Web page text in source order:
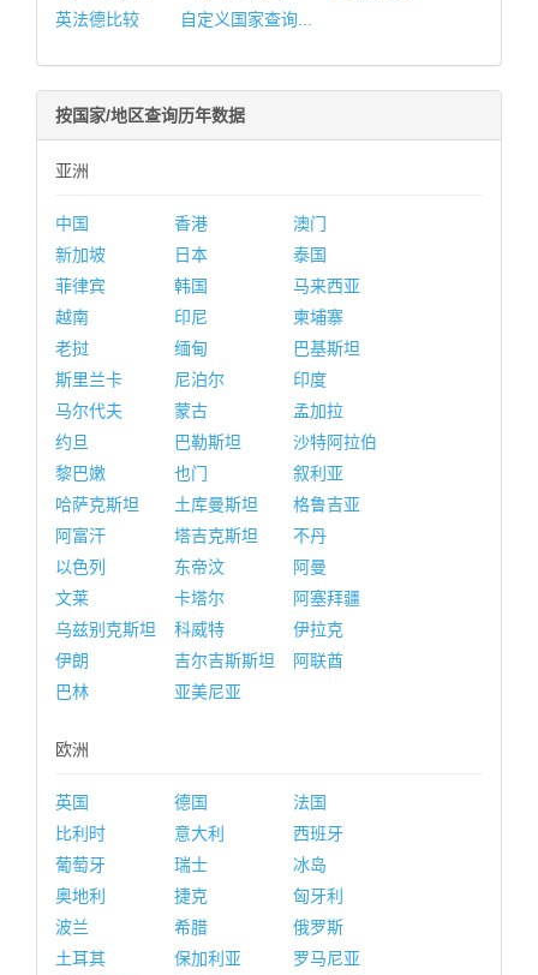
英法德比较
自定义国家查询...
按国家/地区查询历年数据
亚洲
中国 香港
澳门
新加坡
日本
泰国
菲律宾
韩国
马来西亚
越南
印尼
柬埔寨
老挝
缅甸
巴基斯坦
斯里兰卡
尼泊尔
印度
马尔代夫
蒙古
孟加拉
约旦
巴勒斯坦
沙特阿拉伯
黎巴嫩
也门
叙利亚
哈萨克斯坦
土库曼斯坦
格鲁吉亚
阿富汗
塔吉克斯坦
不丹
以色列
东帝汶
阿曼
文莱
卡塔尔
阿塞拜疆
乌兹别克斯坦
科威特
伊拉克
伊朗
吉尔吉斯斯坦
阿联酋
巴林
亚美尼亚
欧洲
英国 德国
法国
比利时
意大利
西班牙
葡萄牙
瑞士
冰岛
奥地利
捷克
匈牙利
波兰
希腊
俄罗斯
土耳其
保加利亚
罗马尼亚